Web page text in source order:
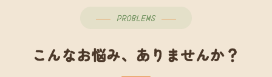
PROBLEMS
こんなお悩み、ありませんか？